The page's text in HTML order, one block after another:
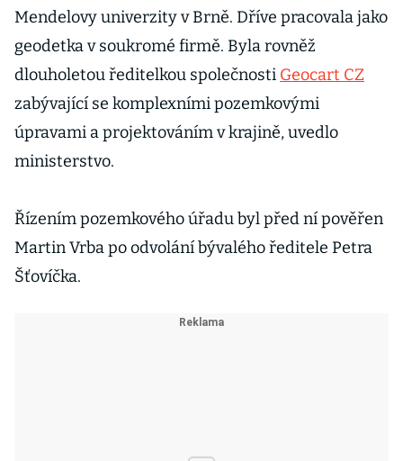
Mendelovy univerzity v Brně. Dříve pracovala jako
geodetka v soukromé firmě. Byla rovněž
dlouholetou ředitelkou společnosti Geocart CZ
zabývající se komplexními pozemkovými
úpravami a projektováním v krajině, uvedlo
ministerstvo.
Řízením pozemkového úřadu byl před ní pověřen
Martin Vrba po odvolání bývalého ředitele Petra
Šťovíčka.